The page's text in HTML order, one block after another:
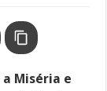
Miséria e